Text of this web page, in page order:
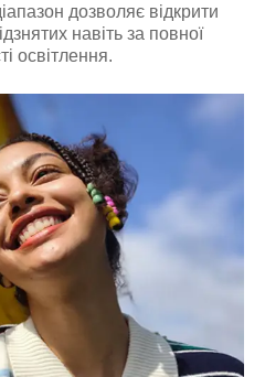
дозволяє відкрити
навіть за повної
освітлення.